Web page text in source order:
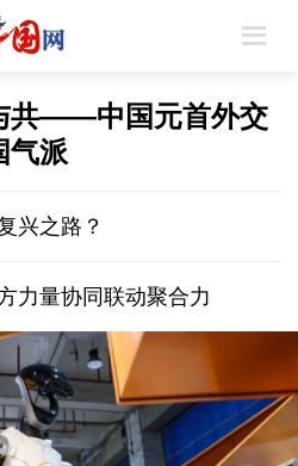
共——中国元首外交
气派
兴之路？
力量协同联动聚合力